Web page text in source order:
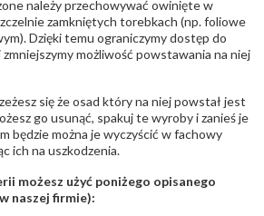
należy przechowywać owinięte w
zamkniętych torebkach (np. foliowe
Dzięki temu ograniczymy dostęp do
możliwość powstawania na niej
się że osad który na niej powstał jest
go usunąć, spakuj te wyroby i zanieś je
będzie można je wyczyścić w fachowy
ich na uszkodzenia.
możesz użyć poniżego opisanego
naszej firmie):